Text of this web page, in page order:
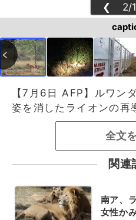
❮ 2/
【7月6日 AFP】ルワン
姿を消したライオンの再
全文
関連
南ア、
女性か